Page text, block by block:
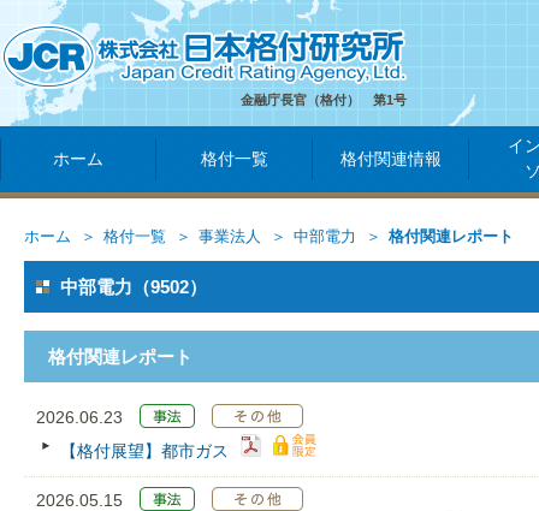
金融庁長官（格付） 第1号
ホーム 格付一覧 格付関連情報
イ
ホーム 格付一覧 事業法人 中部電力 格付関連レポート
中部電力（9502）
格付関連レポート
2026.06.23
【格付展望】都市ガス
2026.05.15